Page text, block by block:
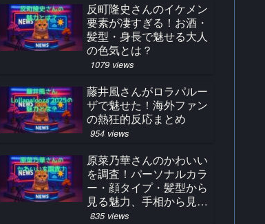
反町隆史さんのイケメン
要素が凄すぎる！お酒・
髪型・身長で魅せる大人
の色気とは？
1079 views
藤井風さんがロラパルー
ザで魅せた！海外ファン
の熱狂的反応まとめ
954 views
原菜乃華さんのかわいい
を調査！パーソナルカラ
ー・顔タイプ・髪型から
見る魅力、手相から見る
占い結果とは？
835 views